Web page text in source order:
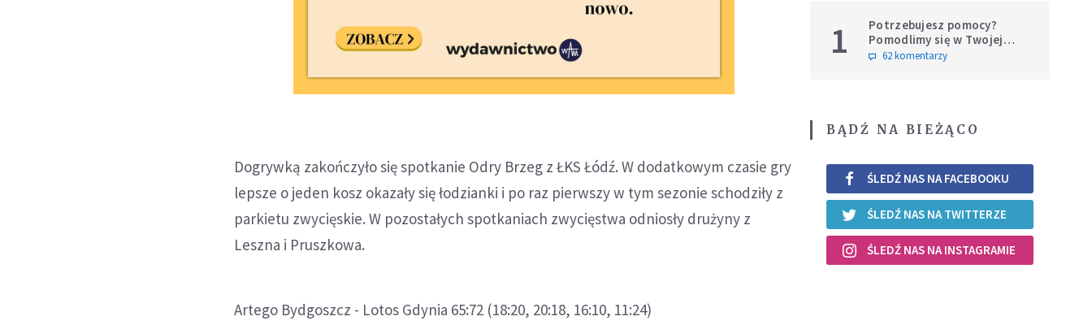
Dogrywką zakończyło się spotkanie Odry Brzeg z ŁKS Łódź. W dodatkowym czasie gry
lepsze o jeden kosz okazały się łodzianki i po raz pierwszy w tym sezonie schodziły z
parkietu zwycięskie. W pozostałych spotkaniach zwycięstwa odniosły drużyny z
Leszna i Pruszkowa.
Artego Bydgoszcz - Lotos Gdynia 65:72 (18:20, 20:18, 16:10, 11:24)
1
Potrzebujesz pomocy?
Pomodlimy się w Twojej
intencji
62 komentarzy
BĄDŹ NA BIEŻĄCO
ŚLEDŹ NAS NA FACEBOOKU
ŚLEDŹ NAS NA TWITTERZE
ŚLEDŹ NAS NA INSTAGRAMIE